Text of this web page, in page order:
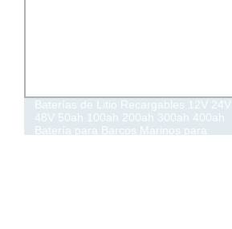
Baterías de Litio Recargables 12V 24V
48V 50ah 100ah 200ah 300ah 400ah
Batería para Barcos Marinos para